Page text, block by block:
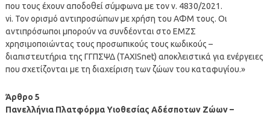
που τους έχουν αποδοθεί σύμφωνα με τον ν. 4830/2021.
vi. Τον ορισμό αντιπροσώπων με χρήση του ΑΦΜ τους. Οι
αντιπρόσωποι μπορούν να συνδέονται στο ΕΜΖΣ
χρησιμοποιώντας τους προσωπικούς τους κωδικούς –
διαπιστευτήρια της ΓΓΠΣΨΔ (TAXISnet) αποκλειστικά για ενέργειες
που σχετίζονται με τη διαχείριση των ζώων του καταφυγίου.»
Άρθρο 5
Πανελλήνια Πλατφόρμα Υιοθεσίας Αδέσποτων Ζώων –